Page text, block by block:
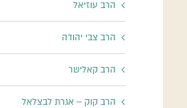
הרב עוזיאל
הרב צבי יהודה
הרב קאלישר
הרב קוק – אגרת לבצלאל